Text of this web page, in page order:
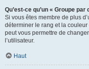
Qu’est-ce qu’un « Groupe par
Si vous êtes membre de plus
déterminer le rang et la
peut vous permettre de
l’utilisateur.
Haut